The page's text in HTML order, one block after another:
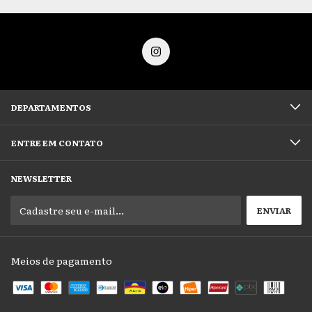
DEPARTAMENTOS
ENTRE EM CONTATO
NEWSLETTER
Meios de pagamento